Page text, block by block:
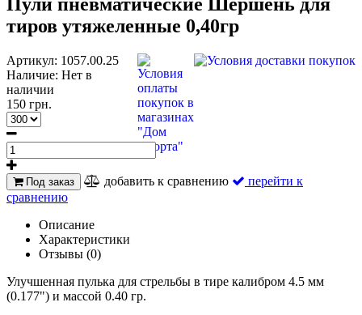
тиров утяжеленные 0,40гр
Артикул: 1057.00.25
Наличие: Нет в
наличии
150 грн.
Под заказ добавить к сравнению
перейти к
сравнению
Описание
Характеристики
Отзывы (0)
Улучшенная пулька для стрельбы в тире калибром 4.5 мм
(0.177") и массой 0.40 гр.